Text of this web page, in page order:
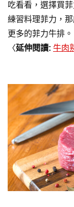
吃看看，選擇買
練習料理菲力，
更多的菲力牛排。
〈延伸閱讀: 牛肉